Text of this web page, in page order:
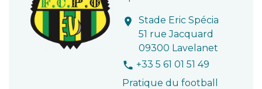
location_on
Stade Eric Spécia
51 rue Jacquard
09300 Lavelanet
phone +33 5 61 01 51 49
Pratique du football